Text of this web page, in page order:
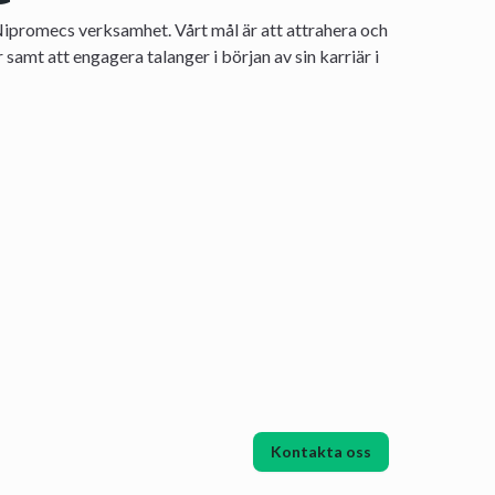
verksamhet. Vårt mål är att attrahera och
att engagera talanger i början av sin karriär i
Kontakta oss